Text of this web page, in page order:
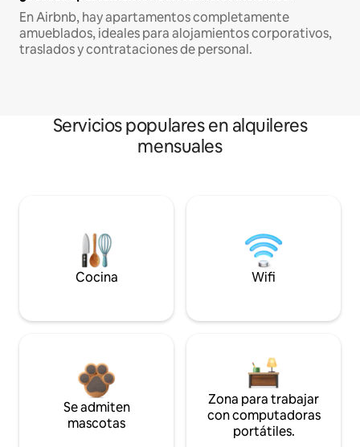
En Airbnb, hay apartamentos completamente
amueblados, ideales para alojamientos corporativos,
traslados y contrataciones de personal.
Servicios populares en alquileres
mensuales
Cocina Wifi
Se admiten
mascotas
Zona para trabajar
con computadoras
portátiles.